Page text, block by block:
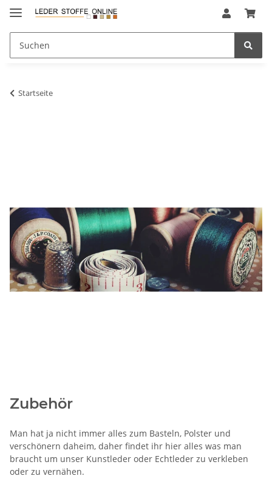
Startseite
Zubehör
Man hat ja nicht immer alles zum Basteln, Polster und
verschönern daheim, daher findet ihr hier alles was man
braucht um unser Kunstleder oder Echtleder zu verkleben
oder zu vernähen.